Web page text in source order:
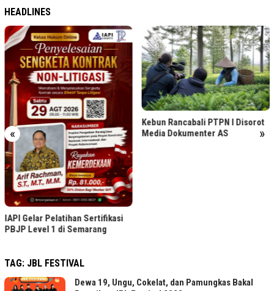
HEADLINES
« »
IAPI Gelar Pelatihan Sertifikasi
PBJP Level 1 di Semarang
Kebun Rancabali PTPN I Disorot
Media Dokumenter AS
TAG: JBL FESTIVAL
Dewa 19, Ungu, Cokelat, dan Pamungkas Bakal